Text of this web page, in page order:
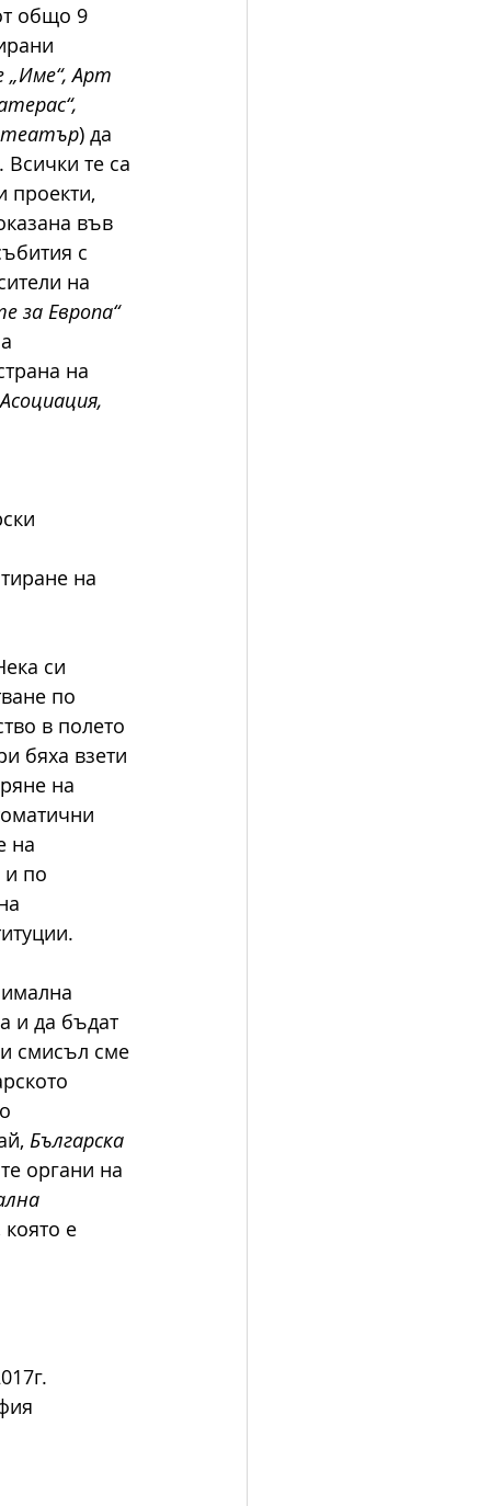
общо 9
„Име“, Арт
театър) да
те са
проекти,
във
с
на
за Европа“
на
на
си
по
в полето
бяха взети
на
на
и по
и да бъдат
смисъл сме
Българска
органи на
която е